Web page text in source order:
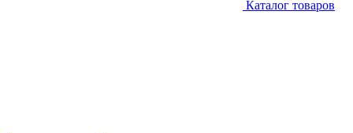
Каталог товаров